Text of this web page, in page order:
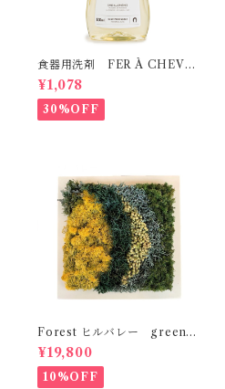
食器用洗剤 FER À CHEVA
L
¥1,078
30%OFF
Forest ヒルバレー green s
enses
¥19,800
10%OFF